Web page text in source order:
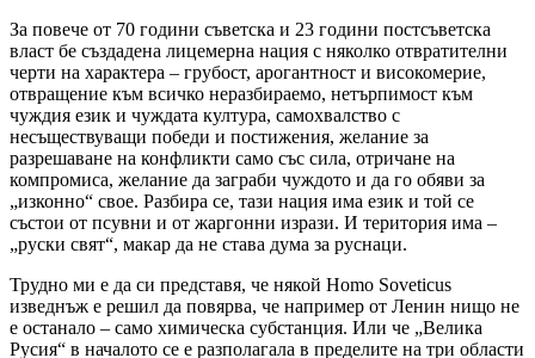
За повече от 70 години съветска и 23 години постсъветска
власт бе създадена лицемерна нация с няколко отвратителни
черти на характера – грубост, арогантност и високомерие,
отвращение към всичко неразбираемо, нетърпимост към
чуждия език и чуждата култура, самохвалство с
несъществуващи победи и постижения, желание за
разрешаване на конфликти само със сила, отричане на
компромиса, желание да заграби чуждото и да го обяви за
„изконно“ свое. Разбира се, тази нация има език и той се
състои от псувни и от жаргонни изрази. И територия има –
„руски свят“, макар да не става дума за руснаци.
Трудно ми е да си представя, че някой Homo Soveticus
изведнъж е решил да повярва, че например от Ленин нищо не
е останало – само химическа субстанция. Или че „Велика
Русия“ в началото се е разполагала в пределите на три области